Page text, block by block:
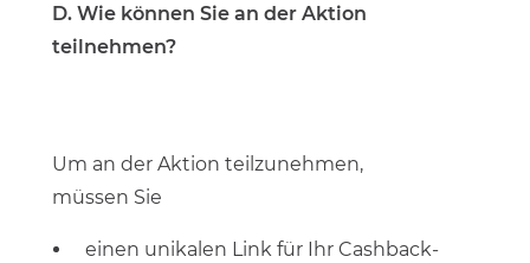
D. Wie können Sie an der Aktion
teilnehmen?
Um an der Aktion teilzunehmen,
müssen Sie
einen unikalen Link für Ihr Cashback-